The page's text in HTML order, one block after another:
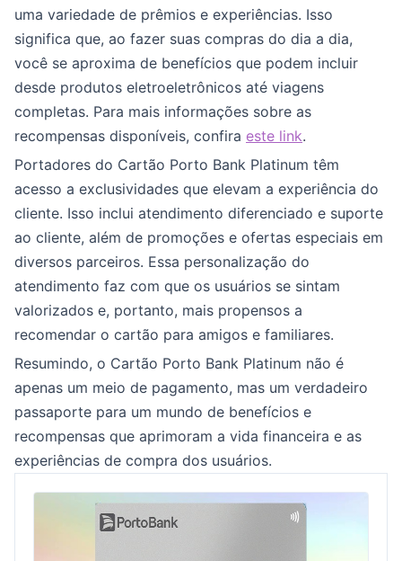
uma variedade de prêmios e experiências. Isso
significa que, ao fazer suas compras do dia a dia,
você se aproxima de benefícios que podem incluir
desde produtos eletroeletrônicos até viagens
completas. Para mais informações sobre as
recompensas disponíveis, confira este link.
Portadores do Cartão Porto Bank Platinum têm
acesso a exclusividades que elevam a experiência do
cliente. Isso inclui atendimento diferenciado e suporte
ao cliente, além de promoções e ofertas especiais em
diversos parceiros. Essa personalização do
atendimento faz com que os usuários se sintam
valorizados e, portanto, mais propensos a
recomendar o cartão para amigos e familiares.
Resumindo, o Cartão Porto Bank Platinum não é
apenas um meio de pagamento, mas um verdadeiro
passaporte para um mundo de benefícios e
recompensas que aprimoram a vida financeira e as
experiências de compra dos usuários.